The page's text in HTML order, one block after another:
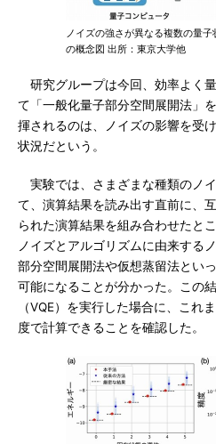
ノイズの強さが異なる複数の量
の概念図 出所：東京大学他
研究グループは今回、効率よく
て「一般化量子部分空間展開法」
揮されるのは、ノイズの影響を受
状況だという。
実験では、さまざまな種類のノ
て、演算結果を読み出す直前に、
られた演算結果を組み合わせたと
ノイズとアルゴリズムに由来する
部分空間展開法や仮想蒸留法とい
可能になることが分かった。この
（VQE）を実行した場合に、これ
度で計算できることを確認した。